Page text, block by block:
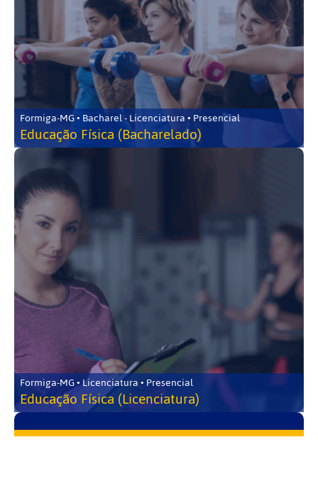
Formiga-MG • Bacharel - Licenciatura • Presencial
Educação Física (Bacharelado)
Formiga-MG • Licenciatura • Presencial
Educação Física (Licenciatura)